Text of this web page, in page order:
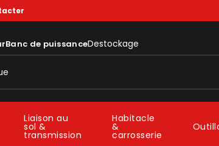
Banc de puissanceDestockage
Liaison au
sol &
transmission
Habitacle
&
carrosserie